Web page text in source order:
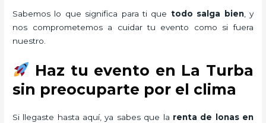
Sabemos lo que significa para ti que todo salga bien, y
nos comprometemos a cuidar tu evento como si fuera
nuestro.
Haz tu evento en La Turba
sin preocuparte por el clima
Si llegaste hasta aquí, ya sabes que la renta de lonas en